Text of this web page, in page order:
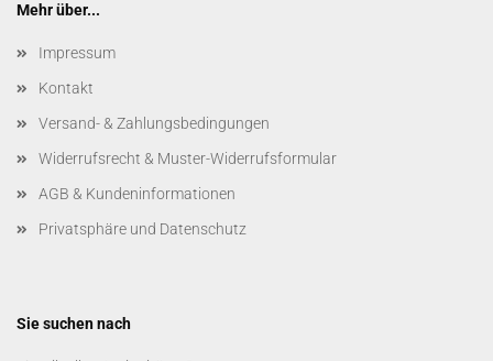
Mehr über...
Impressum
Kontakt
Versand- & Zahlungsbedingungen
Widerrufsrecht & Muster-Widerrufsformular
AGB & Kundeninformationen
Privatsphäre und Datenschutz
Sie suchen nach